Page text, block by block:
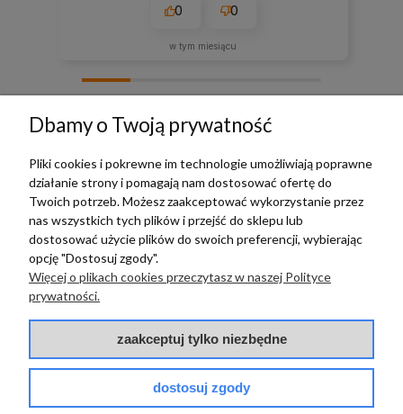
0 0
w tym miesiącu
TERRADECO
BAZA WIEDZY
PŁATNOŚCI I DOSTAWA
Dbamy o Twoją prywatność
Pliki cookies i pokrewne im technologie umożliwiają poprawne
działanie strony i pomagają nam dostosować ofertę do
Twoich potrzeb. Możesz zaakceptować wykorzystanie przez
nas wszystkich tych plików i przejść do sklepu lub
dostosować użycie plików do swoich preferencji, wybierając
opcję "Dostosuj zgody".
Więcej o plikach cookies przeczytasz w naszej Polityce
prywatności.
zaakceptuj tylko niezbędne
dostosuj zgody